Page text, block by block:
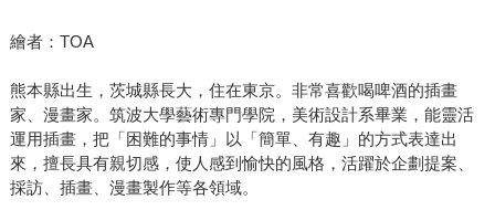
繪者：TOA
熊本縣出生，茨城縣長大，住在東京。非常喜歡喝啤酒的插畫
家、漫畫家。筑波大學藝術專門學院，美術設計系畢業，能靈活
運用插畫，把「困難的事情」以「簡單、有趣」的方式表達出
來，擅長具有親切感，使人感到愉快的風格，活躍於企劃提案、
採訪、插畫、漫畫製作等各領域。